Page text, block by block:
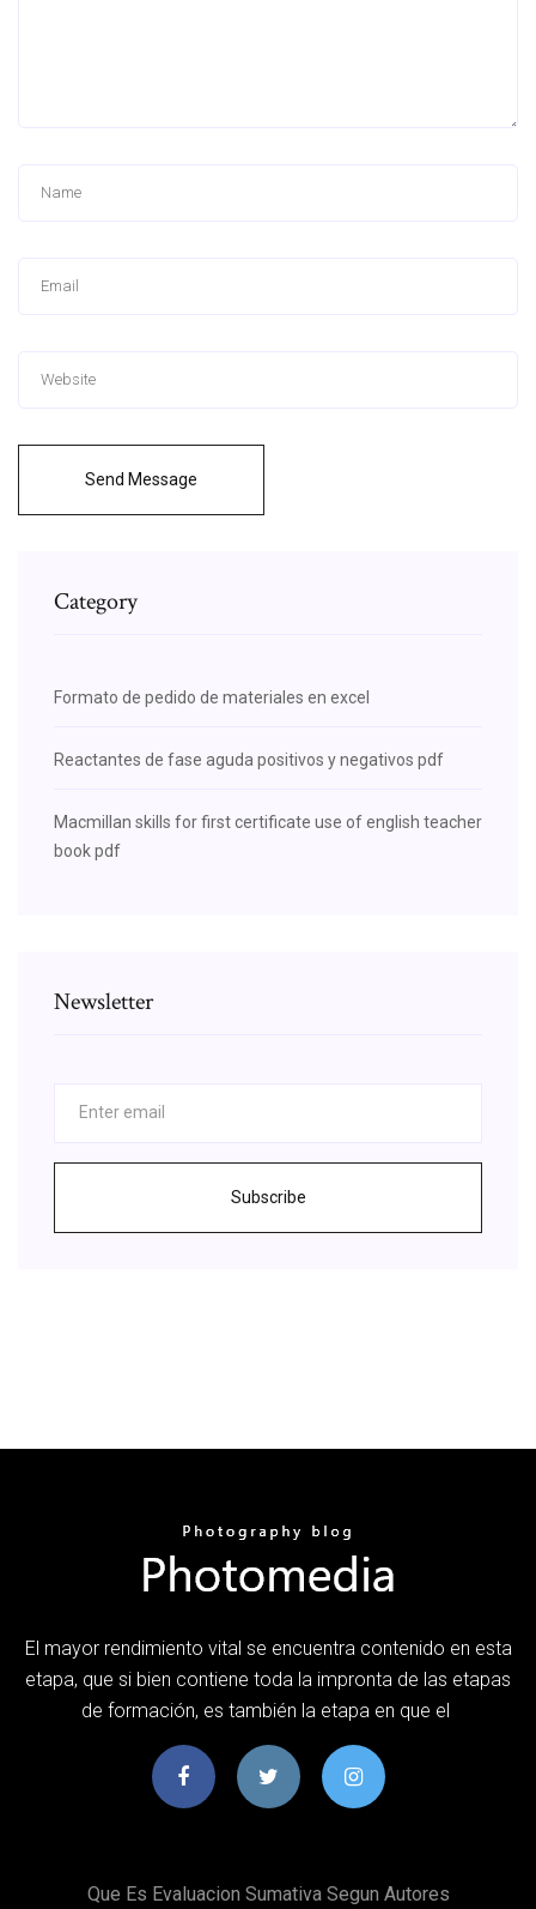
Send Message
Category
Formato de pedido de materiales en excel
Reactantes de fase aguda positivos y negativos pdf
Macmillan skills for first certificate use of english teacher
book pdf
Newsletter
Subscribe
El mayor rendimiento vital se encuentra contenido en esta
etapa, que si bien contiene toda la impronta de las etapas
de formación, es también la etapa en que el
Que Es Evaluacion Sumativa Segun Autores